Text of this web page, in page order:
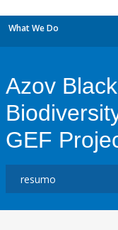
What We Do
Azov
GEF